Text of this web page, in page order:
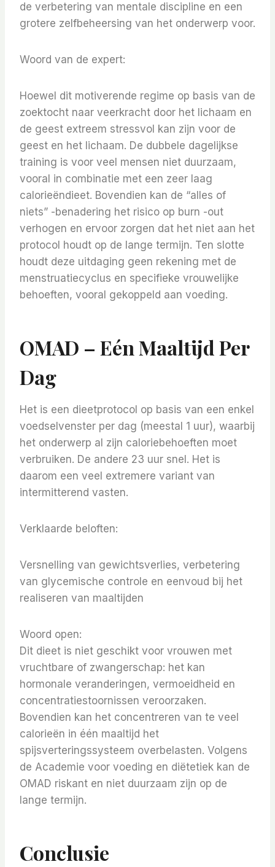
de verbetering van mentale discipline en een
grotere zelfbeheersing van het onderwerp voor.
Woord van de expert:
Hoewel dit motiverende regime op basis van de
zoektocht naar veerkracht door het lichaam en
de geest extreem stressvol kan zijn voor de
geest en het lichaam. De dubbele dagelijkse
training is voor veel mensen niet duurzaam,
vooral in combinatie met een zeer laag
calorieëndieet. Bovendien kan de “alles of
niets” -benadering het risico op burn -out
verhogen en ervoor zorgen dat het niet aan het
protocol houdt op de lange termijn. Ten slotte
houdt deze uitdaging geen rekening met de
menstruatiecyclus en specifieke vrouwelijke
behoeften, vooral gekoppeld aan voeding.
OMAD – Eén Maaltijd Per
Dag
Het is een dieetprotocol op basis van een enkel
voedselvenster per dag (meestal 1 uur), waarbij
het onderwerp al zijn caloriebehoeften moet
verbruiken. De andere 23 uur snel. Het is
daarom een ​​veel extremere variant van
intermitterend vasten.
Verklaarde beloften:
Versnelling van gewichtsverlies, verbetering
van glycemische controle en eenvoud bij het
realiseren van maaltijden
Woord open:
Dit dieet is niet geschikt voor vrouwen met
vruchtbare of zwangerschap: het kan
hormonale veranderingen, vermoeidheid en
concentratiestoornissen veroorzaken.
Bovendien kan het concentreren van te veel
calorieën in één maaltijd het
spijsverteringssysteem overbelasten. Volgens
de Academie voor voeding en diëtetiek kan de
OMAD riskant en niet duurzaam zijn op de
lange termijn.
Conclusie